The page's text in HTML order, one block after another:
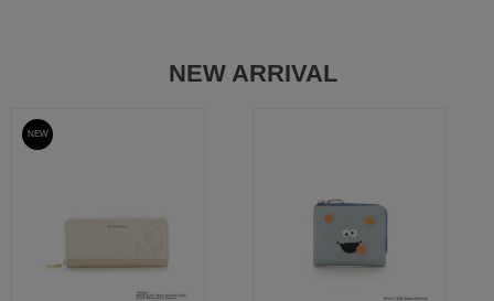
NEW ARRIVAL
予約
NEW